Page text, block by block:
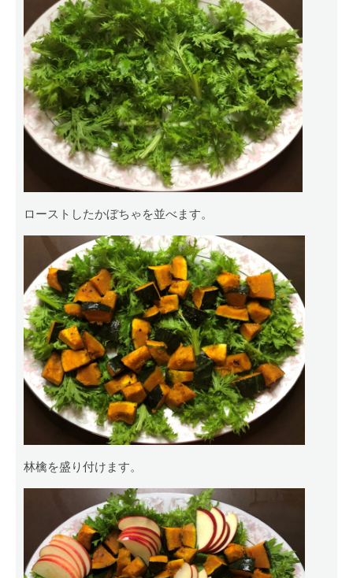
ローストしたかぼちゃを並べます。
林檎を盛り付けます。